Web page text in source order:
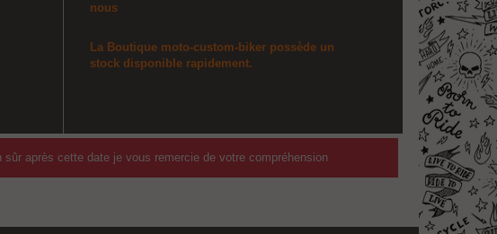
nous
La Boutique moto-custom-biker possède un
stock disponible rapidement.
après cette date je vous remercie de votre compréhension